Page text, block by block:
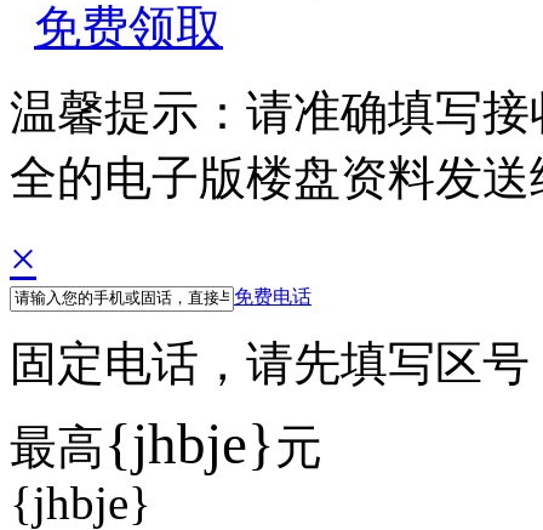
免费领取
温馨提示：请准确填写
全的电子版楼盘资料发送
×
免费电话
固定电话，请先填写区
最高{jhbje}元
{jhbje}